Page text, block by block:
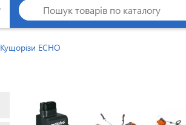
Кущорізи ECHO